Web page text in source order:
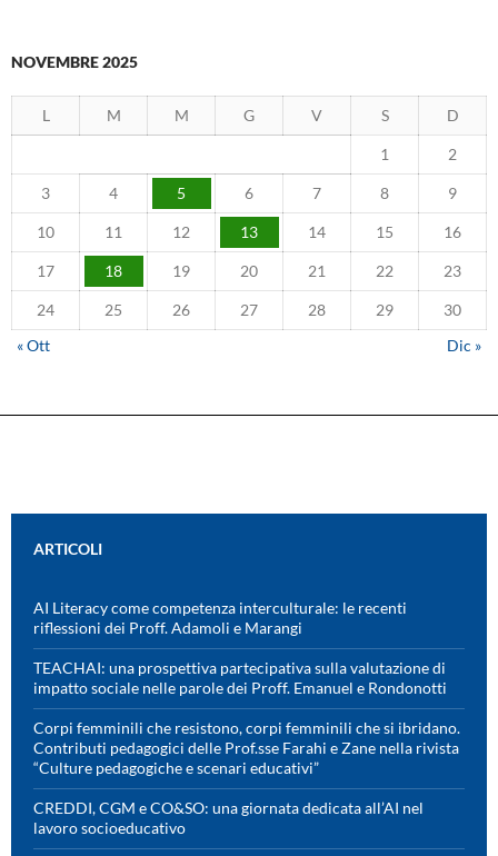
NOVEMBRE 2025
L M M G V S D
1 2
3 4 5 6 7 8 9
10 11 12 13 14 15 16
17 18 19 20 21 22 23
24 25 26 27 28 29
30
« Ott
Dic »
ARTICOLI
AI Literacy come competenza interculturale: le recenti
riflessioni dei Proff. Adamoli e Marangi
TEACHAI: una prospettiva partecipativa sulla valutazione di
impatto sociale nelle parole dei Proff. Emanuel e Rondonotti
Corpi femminili che resistono, corpi femminili che si ibridano.
Contributi pedagogici delle Prof.sse Farahi e Zane nella rivista
“Culture pedagogiche e scenari educativi”
CREDDI, CGM e CO&SO: una giornata dedicata all’AI nel
lavoro socioeducativo